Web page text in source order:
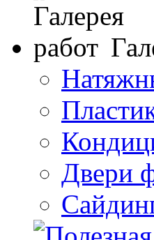
Двери